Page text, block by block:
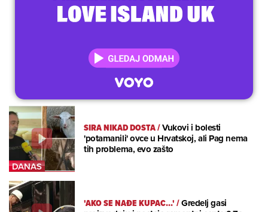
SIRA NIKAD DOSTA/Vukovi i bolesti
'potamanili' ovce u Hrvatskoj, ali Pag nema
tih problema, evo zašto
'AKO SE NAĐE KUPAC...'/Gredelj gasi